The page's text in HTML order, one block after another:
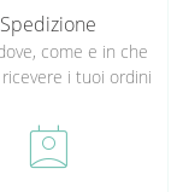
Spedizione
come e in che
i tuoi ordini
perm_contact_calendar